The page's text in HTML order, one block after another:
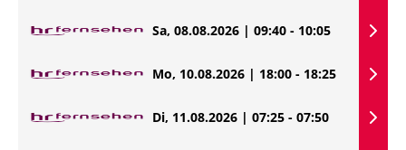
Sa, 08.08.2026 | 09:40 - 10:05
Mo, 10.08.2026 | 18:00 - 18:25
Di, 11.08.2026 | 07:25 - 07:50